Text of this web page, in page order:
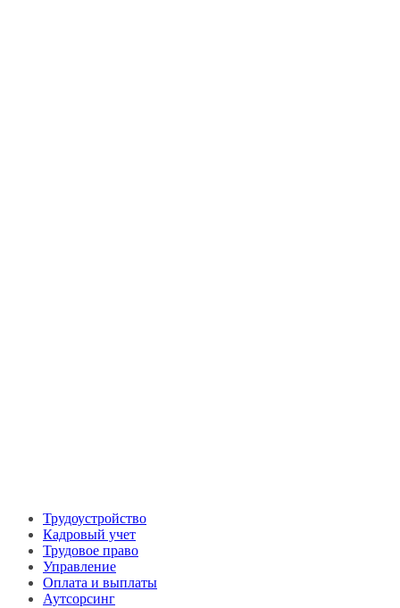
Трудоустройство
Кадровый учет
Трудовое право
Управление
Оплата и выплаты
Аутсорсинг